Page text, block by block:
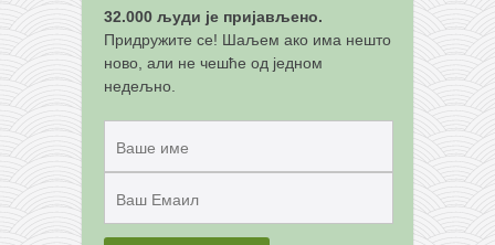
снимци наступа
галерија клуба
чланарина
контакт
бесплатна е-књига
термини тренинга
моја прича
32.000 људи је пријављено.
Придружите се! Шаљем ако има нешто
ново, али не чешће од једном
недељно.